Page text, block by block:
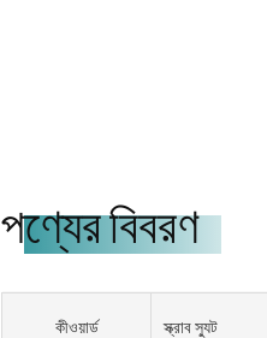
পণ্যের বিবরণ
কীওয়ার্ড স্ক্রাব স্যুট